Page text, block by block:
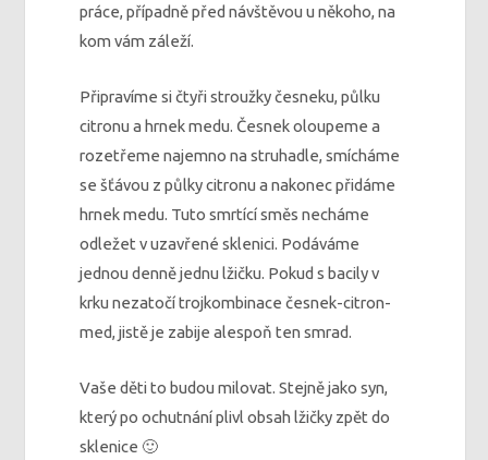
práce, případně před návštěvou u někoho, na
kom vám záleží.
Připravíme si čtyři stroužky česneku, půlku
citronu a hrnek medu. Česnek oloupeme a
rozetřeme najemno na struhadle, smícháme
se šťávou z půlky citronu a nakonec přidáme
hrnek medu. Tuto smrtící směs necháme
odležet v uzavřené sklenici. Podáváme
jednou denně jednu lžičku. Pokud s bacily v
krku nezatočí trojkombinace česnek-citron-
med, jistě je zabije alespoň ten smrad.
Vaše děti to budou milovat. Stejně jako syn,
který po ochutnání plivl obsah lžičky zpět do
sklenice 🙂